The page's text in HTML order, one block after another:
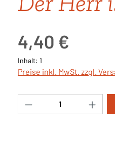
4,40 €
Inhalt: 1
Preise inkl. MwSt. zzgl.
Produkt Anzahl: